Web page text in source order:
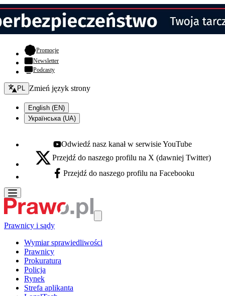
Promocje- otwiera się w nowej karcie
Newsletter
Podcasty
Zmień język - bieżący:
PL Zmień język strony
English (EN)
Українська (UA)
Youtube - otwiera się w nowej karcie
Odwiedź nasz kanał w serwisie YouTube
X - otwiera się w nowej karcie
Przejdź do naszego profilu na X (dawniej Twitter)
Facebook - otwiera się w nowej karcie
Przejdź do naszego profilu na Facebooku
Prawnicy i sądy
Wymiar sprawiedliwości
Prawnicy
Prokuratura
Policja
Rynek
Strefa aplikanta